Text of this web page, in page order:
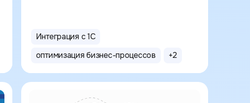
Интеграция с 1С
оптимизация бизнес-процессов
+2